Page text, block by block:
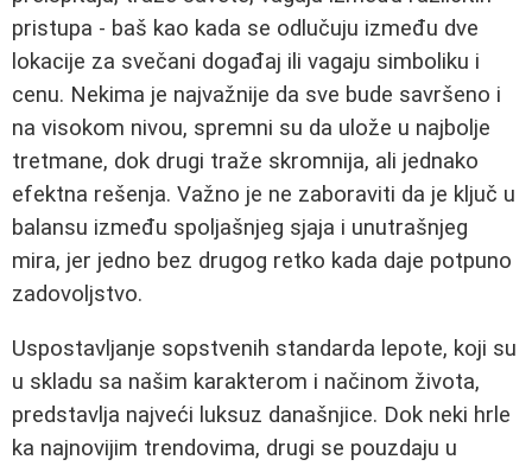
pristupa - baš kao kada se odlučuju između dve
lokacije za svečani događaj ili vagaju simboliku i
cenu. Nekima je najvažnije da sve bude savršeno i
na visokom nivou, spremni su da ulože u najbolje
tretmane, dok drugi traže skromnija, ali jednako
efektna rešenja. Važno je ne zaboraviti da je ključ u
balansu između spoljašnjeg sjaja i unutrašnjeg
mira, jer jedno bez drugog retko kada daje potpuno
zadovoljstvo.
Uspostavljanje sopstvenih standarda lepote, koji su
u skladu sa našim karakterom i načinom života,
predstavlja najveći luksuz današnjice. Dok neki hrle
ka najnovijim trendovima, drugi se pouzdaju u